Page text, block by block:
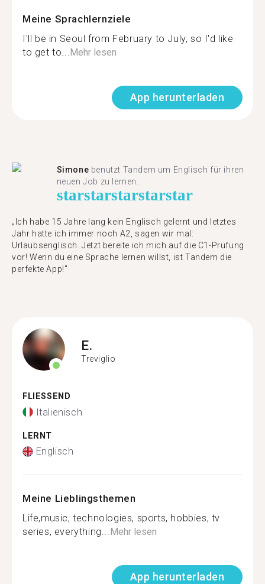
Meine Sprachlernziele
I'll be in Seoul from February to July, so I'd like
to get to...Mehr lesen
App herunterladen
Simone benutzt Tandem um Englisch für ihren
neuen Job zu lernen.
starstarstarstarstar
„Ich habe 15 Jahre lang kein Englisch gelernt und letztes
Jahr hatte ich immer noch A2, sagen wir mal:
Urlaubsenglisch. Jetzt bereite ich mich auf die C1-Prüfung
vor! Wenn du eine Sprache lernen willst, ist Tandem die
perfekte App!"
E.
Treviglio
FLIESSEND
Italienisch
LERNT
Englisch
Meine Lieblingsthemen
Life,music, technologies, sports, hobbies, tv
series, everything...Mehr lesen
App herunterladen